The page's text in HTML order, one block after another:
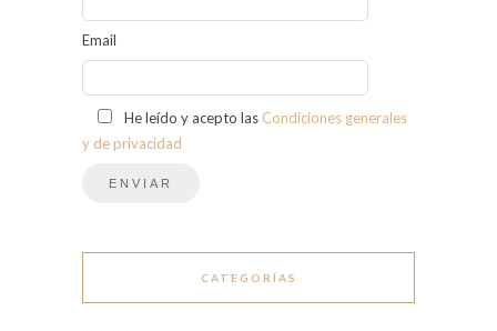
Email
He leído y acepto las Condiciones generales
y de privacidad
CATEGORÍAS